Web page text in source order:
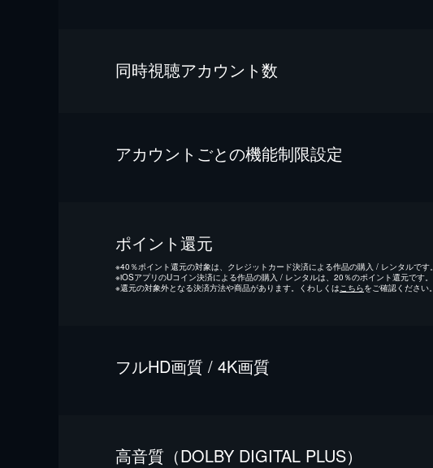
同時視聴アカウント数
アカウントごとの機能制限設定
ポイント還元
※40％ポイント還元の対象は、クレジットカード決済による作品の購入 / レンタルです。
※iOSアプリのUコイン決済による作品の購入 / レンタルは、20％のポイント還元です。
※還元の対象外となる決済方法や商品があります。くわしくは こちらをご確認ください。
フルHD画質 / 4K画質
⾼⾳質（DOLBY DIGITAL PLUS）